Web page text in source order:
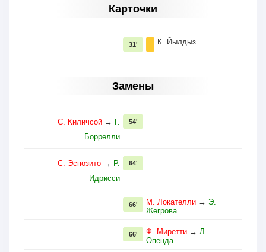
Карточки
К. Йылдыз
31'
Замены
С. Киличсой → Г.
Боррелли
54'
С. Эспозито → Р.
Идрисси
64'
М. Локателли → Э.
Жегрова
66'
Ф. Миретти → Л.
Опенда
66'